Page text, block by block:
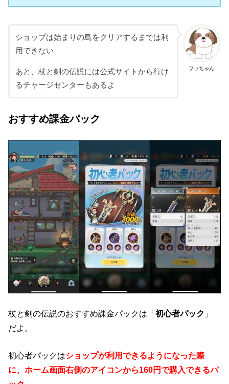
フッちゃん
ショップは始まりの島をクリアするまでは利
用できない
あと、杖と剣の伝説には公式サイトから行け
るチャージセンターもあるよ
おすすめ課金パック
杖と剣の伝説のおすすめ課金パックは「初心者パック 」
だよ。
初心者パックはショップが利用できるようになった際
に、ホーム画面右側のアイコンから160円で購入できるパ